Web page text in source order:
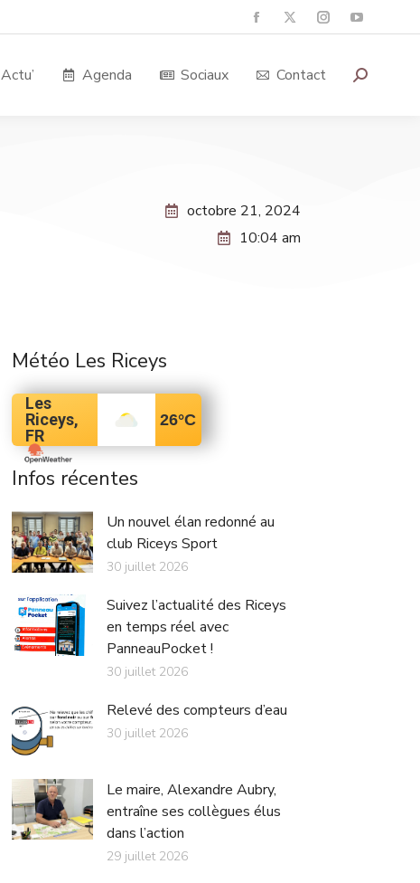
Actu’ Agenda Sociaux Contact
octobre 21, 2024
10:04 am
Météo Les Riceys
Les
Riceys,
FR
26°C
Infos récentes
Un nouvel élan redonné au
club Riceys Sport
30 juillet 2026
Suivez l’actualité des Riceys
en temps réel avec
PanneauPocket !
30 juillet 2026
Relevé des compteurs d’eau
30 juillet 2026
Le maire, Alexandre Aubry,
entraîne ses collègues élus
dans l’action
29 juillet 2026